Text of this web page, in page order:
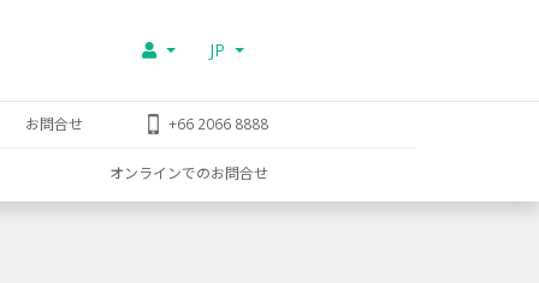
JP
お問合せ +66 2066 8888
オンラインでのお問合せ